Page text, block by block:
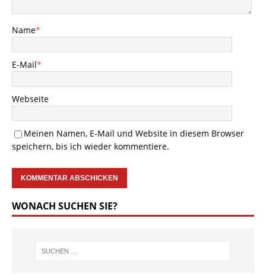
Name*
E-Mail*
Webseite
Meinen Namen, E-Mail und Website in diesem Browser
speichern, bis ich wieder kommentiere.
WONACH SUCHEN SIE?